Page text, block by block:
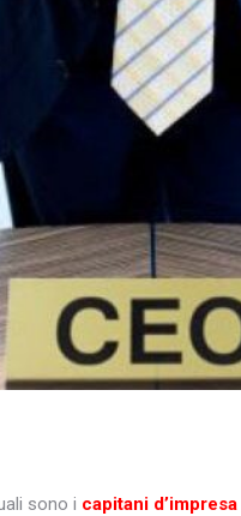
sono i capitani d’impresa